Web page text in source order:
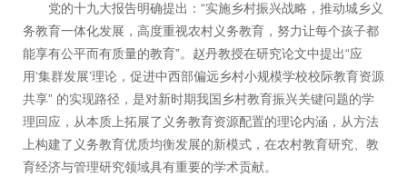
党的十九大报告明确提出：“实施乡村振兴战略，推动城乡义
务教育一体化发展，高度重视农村义务教育，努力让每个孩子都
能享有公平而有质量的教育”。赵丹教授在研究论文中提出“应
用‘集群发展’理论，促进中西部偏远乡村小规模学校校际教育资源
共享” 的实现路径，是对新时期我国乡村教育振兴关键问题的学
理回应，从本质上拓展了义务教育资源配置的理论内涵，从方法
上构建了义务教育优质均衡发展的新模式，在农村教育研究、教
育经济与管理研究领域具有重要的学术贡献。